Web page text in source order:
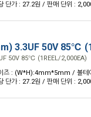
가 : 27.2원 / 판매 단위 :
3.3UF 50V 85℃
50V 85℃ (1REEL/2,000EA)
즈 : (W*H):4mm*5mm / 볼테
가 : 27.2원 / 판매 단위 :